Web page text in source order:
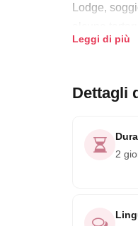
Lodge,
esperta al
bellezza
il
Leggi di più
Dettagli
2